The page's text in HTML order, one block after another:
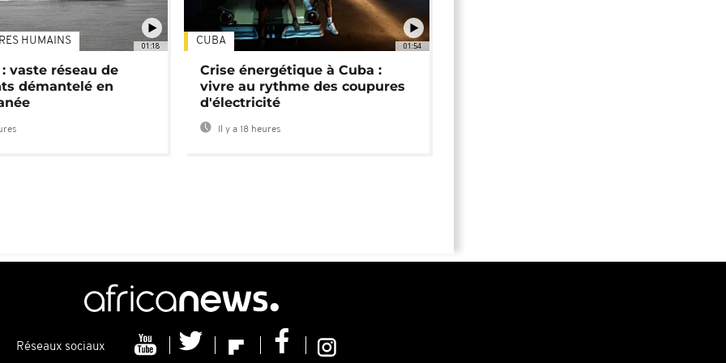
01:18
HUMAINS
vaste réseau de
démantelé en
01:54
CUBA
Crise énergétique à Cuba :
vivre au rythme des coupures
d'électricité
Il y a 18 heures
Réseaux sociaux